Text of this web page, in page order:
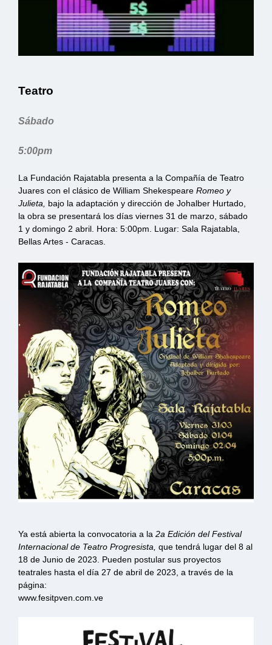
Teatro
Sábado
5:00pm
La Fundación Rajatabla presenta a la Compañía de Teatro
Juares con el clásico de William Shekespeare Romeo y
Julieta,
bajo la adaptación y dirección de Johalber Hurtado,
la obra se presentará los días viernes 31 de marzo, sábado
1 y domingo 2 abril. Hora: 5:00pm. Lugar: Sala Rajatabla,
Bellas Artes - Caracas.
Ya está abierta la convocatoria a la 2a Edición del Festival
Internacional de Teatro Progresista, que tendrá lugar del 8 al
18 de Junio de 2023. Pueden postular sus proyectos
teatrales hasta el día 27 de abril de 2023, a través de la
página:
www.fesitpven.com.ve